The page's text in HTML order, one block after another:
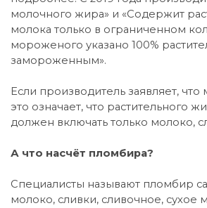
молочного жира» и «Содержит
молока только в ограниченном
мороженого указано 100%
замороженным».
Если производитель заявляет,
это означает, что растительного
должен включать только молоко,
А что насчёт пломбира?
Специалисты называют пломбир
молоко, сливки, сливочное, сухое